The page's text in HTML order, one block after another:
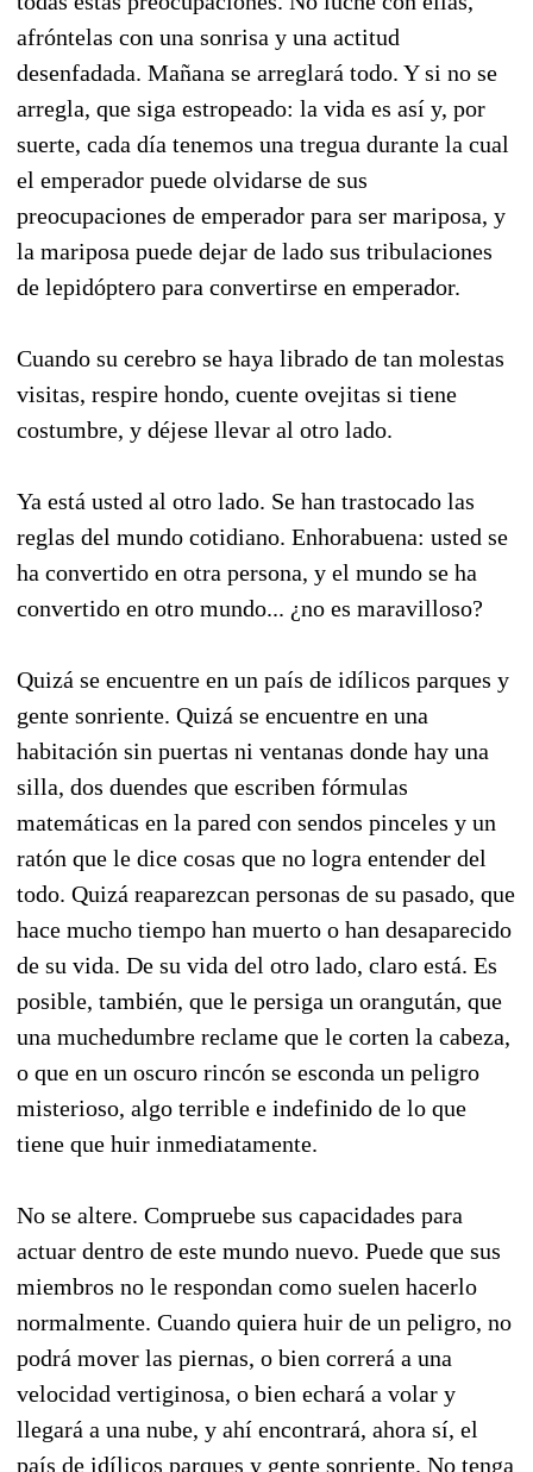
afróntelas con una sonrisa y una actitud
desenfadada. Mañana se arreglará todo. Y si no se
arregla, que siga estropeado: la vida es así y, por
suerte, cada día tenemos una tregua durante la cual
el emperador puede olvidarse de sus
preocupaciones de emperador para ser mariposa, y
la mariposa puede dejar de lado sus tribulaciones
de lepidóptero para convertirse en emperador.
Cuando su cerebro se haya librado de tan molestas
visitas, respire hondo, cuente ovejitas si tiene
costumbre, y déjese llevar al otro lado.
Ya está usted al otro lado. Se han trastocado las
reglas del mundo cotidiano. Enhorabuena: usted se
ha convertido en otra persona, y el mundo se ha
convertido en otro mundo... ¿no es maravilloso?
Quizá se encuentre en un país de idílicos parques y
gente sonriente. Quizá se encuentre en una
habitación sin puertas ni ventanas donde hay una
silla, dos duendes que escriben fórmulas
matemáticas en la pared con sendos pinceles y un
ratón que le dice cosas que no logra entender del
todo. Quizá reaparezcan personas de su pasado, que
hace mucho tiempo han muerto o han desaparecido
de su vida. De su vida del otro lado, claro está. Es
posible, también, que le persiga un orangután, que
una muchedumbre reclame que le corten la cabeza,
o que en un oscuro rincón se esconda un peligro
misterioso, algo terrible e indefinido de lo que
tiene que huir inmediatamente.
No se altere. Compruebe sus capacidades para
actuar dentro de este mundo nuevo. Puede que sus
miembros no le respondan como suelen hacerlo
normalmente. Cuando quiera huir de un peligro, no
podrá mover las piernas, o bien correrá a una
velocidad vertiginosa, o bien echará a volar y
llegará a una nube, y ahí encontrará, ahora sí, el
país de idílicos parques y gente sonriente. No tenga